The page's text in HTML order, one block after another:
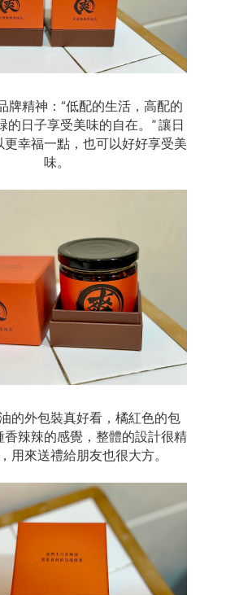
牌精神：“低配的生活，高配的
的日子享受美味的自在。” 讓日
更幸福一點，也可以好好享受美
味。
的外包裝真好看，橘紅色的包
香辣辣的感覺，整體的設計很精
用來送禮給朋友也很大方。